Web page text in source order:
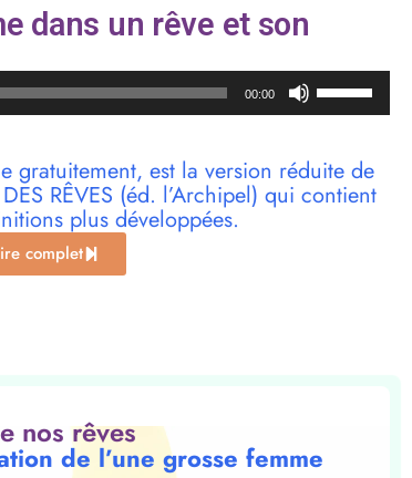
dans un rêve et son
00:00
haut/bas
pour
augmenter
gratuitement, est la version réduite de
RÊVES (éd. l’Archipel) qui contient
plus développées.
complet
nos rêves
de l’une grosse femme